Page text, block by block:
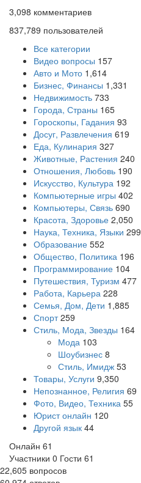
3,098 комментариев
837,789 пользователей
Все категории
Видео вопросы 157
Авто и Мото 1,614
Бизнес, Финансы 1,331
Недвижимость 733
Города, Страны 165
Гороскопы, Гадания 93
Досуг, Развлечения 619
Еда, Кулинария 327
Животные, Растения 240
Отношения, Любовь 190
Искусство, Культура 192
Компьютерные игры 402
Компьютеры, Связь 690
Красота, Здоровье 2,050
Наука, Техника, Языки 299
Образование 552
Общество, Политика 196
Программирование 104
Путешествия, Туризм 477
Работа, Карьера 228
Семья, Дом, Дети 1,885
Спорт 259
Стиль, Мода, Звезды 164
Мода 103
Шоубизнес 8
Стиль, Имидж 53
Товары, Услуги 9,350
Непознанное, Религия 69
Фото, Видео, Техника 55
Юрист онлайн 120
Другой язык 44
Онлайн 61
Участники 0 Гости 61
22,605 вопросов